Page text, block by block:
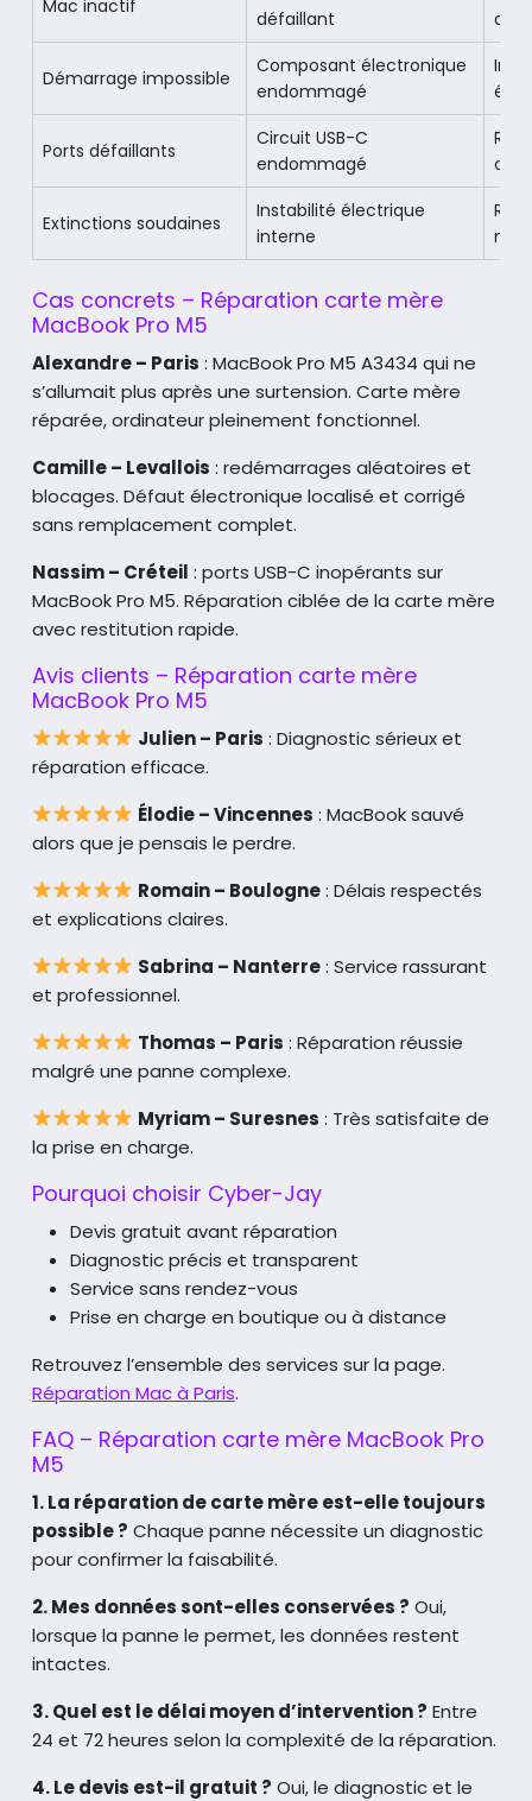
Mac inactif
défaillant
Démarrage impossible
Composant électronique
endommagé
Ports défaillants
Circuit USB-C
endommagé
Extinctions soudaines
Instabilité électrique
interne
Cas concrets – Réparation carte mère
MacBook Pro M5
Alexandre – Paris : MacBook Pro M5 A3434 qui ne
s’allumait plus après une surtension. Carte mère
réparée, ordinateur pleinement fonctionnel.
Camille – Levallois : redémarrages aléatoires et
blocages. Défaut électronique localisé et corrigé
sans remplacement complet.
Nassim – Créteil : ports USB-C inopérants sur
MacBook Pro M5. Réparation ciblée de la carte mère
avec restitution rapide.
Avis clients – Réparation carte mère
MacBook Pro M5
Julien – Paris : Diagnostic sérieux et
réparation efficace.
Élodie – Vincennes : MacBook sauvé
alors que je pensais le perdre.
Romain – Boulogne: Délais respectés
et explications claires.
Sabrina – Nanterre: Service rassurant
et professionnel.
Thomas – Paris : Réparation réussie
malgré une panne complexe.
Myriam – Suresnes : Très satisfaite de
la prise en charge.
Pourquoi choisir Cyber-Jay
Devis gratuit avant réparation
Diagnostic précis et transparent
Service sans rendez-vous
Prise en charge en boutique ou à distance
Retrouvez l’ensemble des services sur la page.
Réparation Mac à Paris.
FAQ – Réparation carte mère MacBook Pro
M5
1. La réparation de carte mère est-elle toujours
possible ? Chaque panne nécessite un diagnostic
pour confirmer la faisabilité.
2. Mes données sont-elles conservées ? Oui,
lorsque la panne le permet, les données restent
intactes.
3. Quel est le délai moyen d’intervention ? Entre
24 et 72 heures selon la complexité de la réparation.
4. Le devis est-il gratuit ? Oui, le diagnostic et le